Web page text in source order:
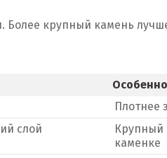
крупный камень
Плотнее
слой
Крупный
каменке